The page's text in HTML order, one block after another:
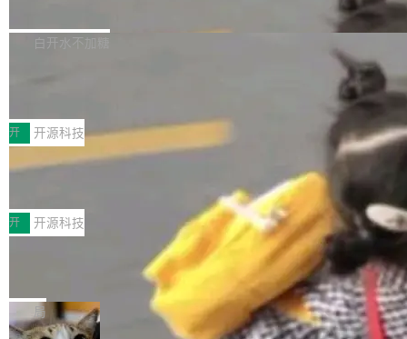
个主 agent 循环，外加一组后台 agent。这些后
库，并将作为transport接入Mooncake TENT。
MPComm将作为一种传输引擎接入Mooncake T
ENT，实现零拷贝传输性能提升30%、非零拷贝
传输性能最高提升5倍。UCL-MPComm底层基
于自研UCL-Engine通信引擎，后续腾讯网平将
持续开源更多基于UCL-Engine的高性能通信组
件。 腾讯网平团队在UCL-MPComm中实现了一
个独立于业务线程的全局通信引擎（Engine），
白开水不加糖
型案例入选名单》，深信服“面向企业研发场景的
开源 AI 编程平台 CoStrict 应用”凭借卓越的技术
创新与落地成效成功入选。 全链路私有化部署，
助力企业AI研发安全落地 当前，越来越多企业已
经开始引入 AI Coding 工具，通过调用公有云模
型或企业内部部署模型提升研发效率。但随着 AI
Coding 从个人辅助工具逐步走向团队级、组织
级应用，企业在规模化落地过程中，对安全性、
可控性和代码质量提出了更高要求。 首先是数据
安全与合规要求。对于大多数普通研发场景，公
开 开源科技
深信服AI算力网关入选工信部人工智能
前不久，工业和信息化部正式发布《2025年人工
智能应用典型案例名单》，集中展示人工智能在
各领域的应用成果，覆盖技术底座、行业赋能、
产品应用、支撑保障、专题等五大方向。深信服
AI算力网关（AI创新平台）成功入选！ 随着各行
各业的Agent走向规模化建设，算力构成形态逐
渐丰富，用户关注的重点也在发生变化：不只是
开 开源科技
Jeff Dean 离开 Google：一个时代的结
束，一个实验室的开始
Google 员工编号 20。MapReduce 作者之一。
Bigtable 作者之一。TensorFlow 的作者之一。
Gemini 的架构师。Google 首席科学家。 Jeff D
局